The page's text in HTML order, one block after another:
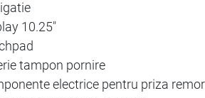
10.25"
tampon pornire
electrice pentru priza